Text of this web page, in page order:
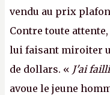
vendu au prix
Contre toute
lui faisant miroiter
de dollars. « J'ai
avoue le jeune